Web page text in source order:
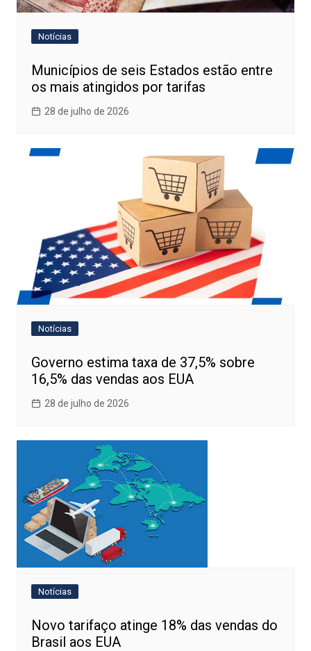
Notícias
Municípios de seis Estados estão entre
os mais atingidos por tarifas
28 de julho de 2026
Notícias
Governo estima taxa de 37,5% sobre
16,5% das vendas aos EUA
28 de julho de 2026
Notícias
Novo tarifaço atinge 18% das vendas do
Brasil aos EUA